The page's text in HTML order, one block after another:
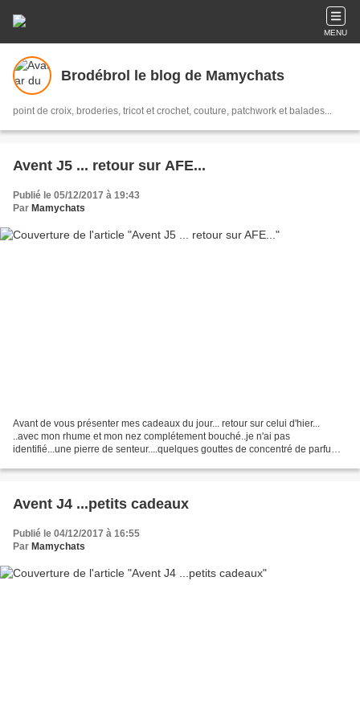
MENU
Brodébrol le blog de Mamychats
point de croix, broderies, tricot et crochet, couture, patchwork et balades...
Avent J5 ... retour sur AFE...
Publié le 05/12/2017 à 19:43
Par Mamychats
Avant de vous présenter mes cadeaux du jour... retour sur celui d'hier...
..avec mon rhume et mon nez complétement bouché..je n'ai pas
identifié...une pierre de senteur....quelques gouttes de concentré de parfum
Avent J4 ...petits cadeaux
Publié le 04/12/2017 à 16:55
Par Mamychats